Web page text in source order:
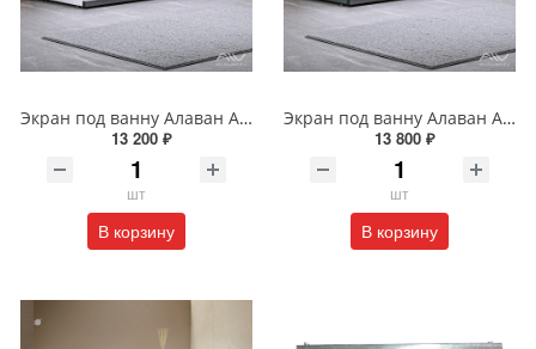
Экран под ванну Алаван Альт Блэк 170 см белый ALV1203006
13 200 ₽
шт
В корзину
Экран под ванну Алаван Альт Блэк 170 см зеленый ALV1203010
13 800 ₽
шт
В корзину